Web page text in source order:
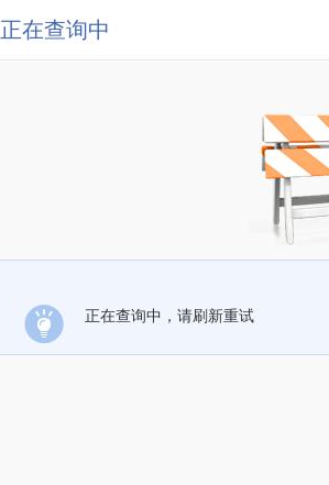
正在查询中
正在查询中，请刷新重试